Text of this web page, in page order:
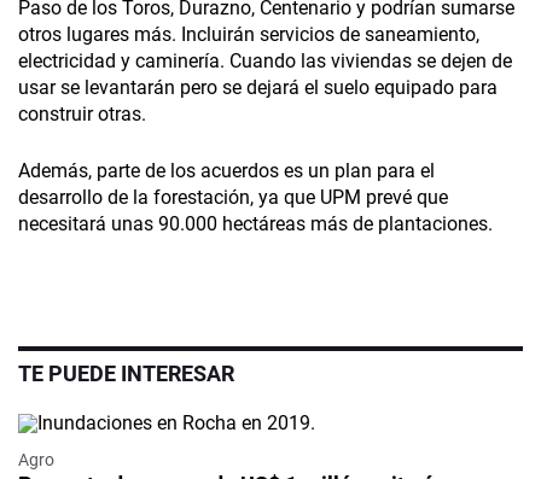
Paso de los Toros, Durazno, Centenario y podrían sumarse
otros lugares más. Incluirán servicios de saneamiento,
electricidad y caminería. Cuando las viviendas se dejen de
usar se levantarán pero se dejará el suelo equipado para
construir otras.
Además, parte de los acuerdos es un plan para el
desarrollo de la forestación, ya que UPM prevé que
necesitará unas 90.000 hectáreas más de plantaciones.
TE PUEDE INTERESAR
Agro